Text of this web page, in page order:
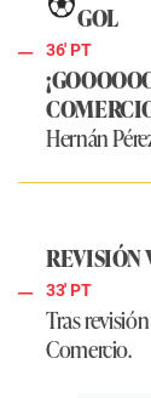
GOL
36' PT
Hernán
REVISIÓN
33' PT
Tras
Comercio.